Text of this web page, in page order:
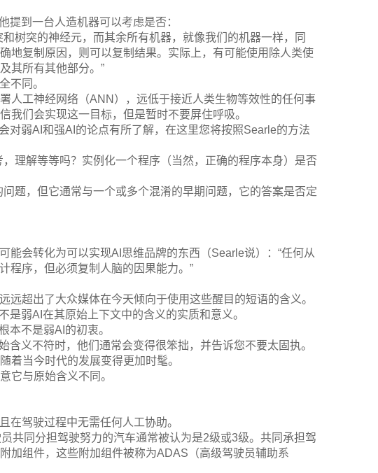
提到一台人造机器可以考虑是否：
树突的神经元，而其余所有机器，就像我们的机器一样，同
地复制原因，则可以复制结果。实际上，有可能使用除人类使
其所有其他部分。”
不同。
人工神经网络（ANN），远低于接近人类生物等效性的任何事
我们会实现这一目标，但是暂时不要屏住呼吸。
对弱AI和强AI的论点有所了解，在这里您将按照Searle的方法
理解等等吗？实例化一个程序（当然，正确的程序本身）是否
题，但它通常与一个或多个混淆的早期问题，它的答案是否定
能会转化为可以实现AI思维品牌的东西（Searle说）：“任何从
程序，但必须复制人脑的因果能力。”
远超出了大众媒体在今天倾向于使用这些醒目的短语的含义。
弱AI在其原始上下文中的含义的实质和意义。
本不是弱AI的初衷。
含义不符时，他们通常会变得很笨拙，并告诉您不要太固执。
着当今时代的发展变得更加时髦。
它与原始含义不同。
在驾驶过程中无需任何人工协助。
共同分担驾驶努力的汽车通常被认为是2级或3级。共同承担驾
加组件，这些附加组件被称为ADAS（高级驾驶员辅助系